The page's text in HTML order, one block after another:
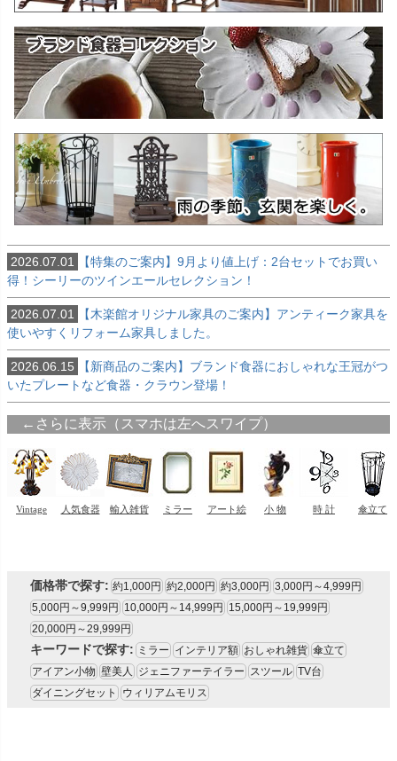
2026.07.01
【特集のご案内】9月より値上げ：2台セットでお買い
得！シーリーのツインエールセレクション！
2026.07.01
【木楽館オリジナル家具のご案内】アンティーク家具を
使いやすくリフォーム家具しました。
2026.06.15
【新商品のご案内】ブランド食器におしゃれな王冠がつ
いたプレートなど食器・クラウン登場！
価格帯で探す: 約1,000円 約2,000円 約3,000円 3,000円～4,999円
5,000円～9,999円
10,000円～14,999円
15,000円～19,999円
20,000円～29,999円
キーワードで探す: ミラー インテリア額 おしゃれ雑貨 傘立て
アイアン小物 壁美人 ジェニファーテイラー スツール TV台
ダイニングセット
ウィリアムモリス